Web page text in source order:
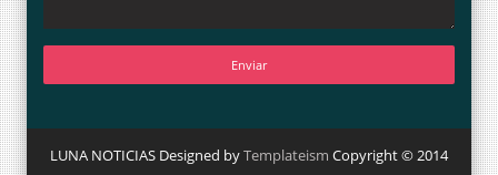
LUNA NOTICIAS Designed byTemplateism Copyright © 2014